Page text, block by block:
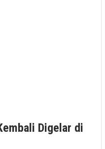
Digelar di